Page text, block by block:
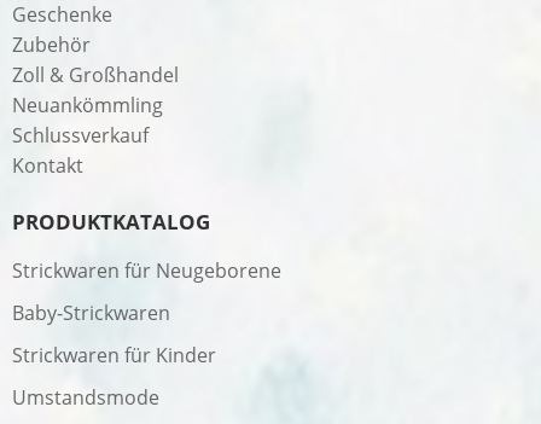
Geschenke
Zubehör
Zoll & Großhandel
Neuankömmling
Schlussverkauf
Kontakt
PRODUKTKATALOG
Strickwaren für Neugeborene
Baby-Strickwaren
Strickwaren für Kinder
Umstandsmode